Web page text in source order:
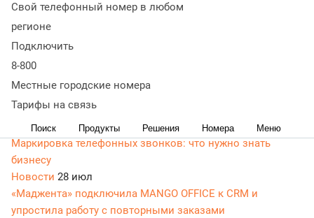
Свой телефонный номер в любом
регионе
Подключить
8-800
Местные городские номера
Тарифы на связь
Поиск Продукты Решения Номера Меню
Актуализация тарифов
Новости
Владимир Торопецкий назначен директором по
продуктовому развитию MANGO OFFICE и Цифровых
Бизнес-рецепты
ТОП полезных навыков Алисы для бизнеса
Энциклопедия маркетолога28 июл
Маркировка телефонных звонков: что нужно знать
бизнесу
Новости 28 июл
«Маджента» подключила MANGO OFFICE к CRM и
упростила работу с повторными заказами